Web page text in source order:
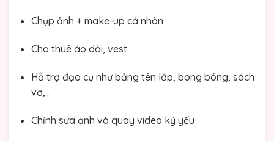
Chụp ảnh + make-up cá nhân
Cho thuê áo dài, vest
Hỗ trợ đạo cụ như bảng tên lớp, bong bóng, sách
vở,…
Chỉnh sửa ảnh và quay video kỷ yếu